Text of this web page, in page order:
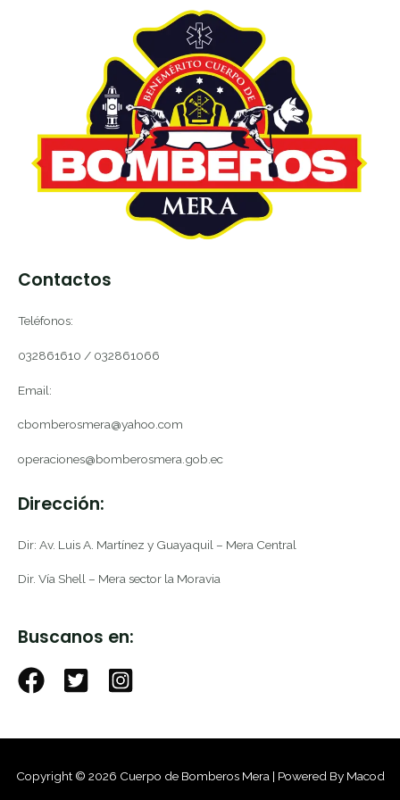
Contactos
Teléfonos:
032861610 / 032861066
Email:
cbomberosmera@yahoo.com
operaciones@bomberosmera.gob.ec
Dirección:
Dir: Av. Luis A. Martínez y Guayaquil – Mera Central
Dir. Vía Shell – Mera sector la Moravia
Buscanos en:
Copyright © 2026 Cuerpo de Bomberos Mera | Powered By Macod